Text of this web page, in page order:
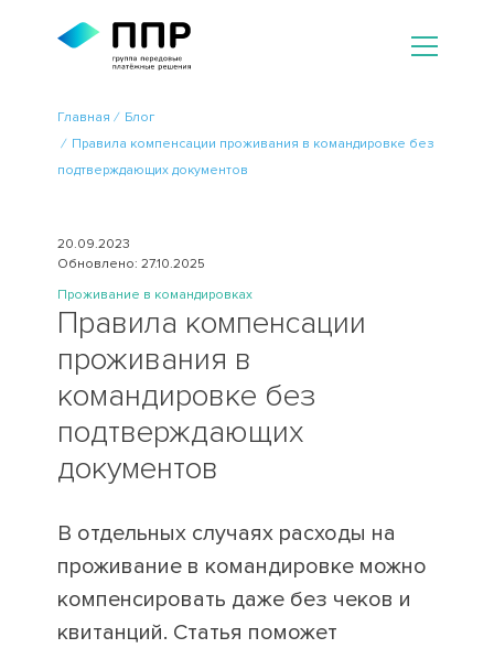
Главная
Блог
Правила компенсации проживания в командировке без
подтверждающих документов
20.09.2023
Обновлено: 27.10.2025
Проживание в командировках
Правила компенсации
проживания в
командировке без
подтверждающих
документов
В отдельных случаях расходы на
проживание в командировке можно
компенсировать даже без чеков и
квитанций. Статья поможет